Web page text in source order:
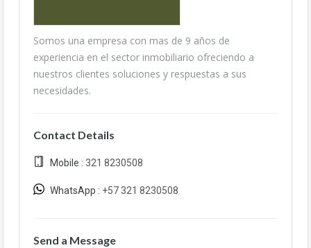
Somos una empresa con mas de 9 años de
experiencia en el sector inmobiliario ofreciendo a
nuestros clientes soluciones y respuestas a sus
necesidades.
Contact Details
Mobile : 321 8230508
WhatsApp : +57 321 8230508
Send a Message